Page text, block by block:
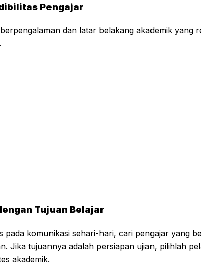
Pengajar
dan latar belakang akademik yang
Tujuan Belajar
pada komunikasi sehari-hari, cari pengajar yang
Jika tujuannya adalah persiapan ujian, pilihlah
akademik.